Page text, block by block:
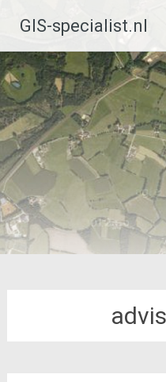
naar
de
inhoud
GIS-specialist.nl